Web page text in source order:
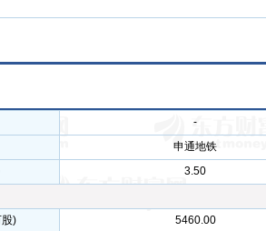
-
申通地铁
3.50
)
5460.00